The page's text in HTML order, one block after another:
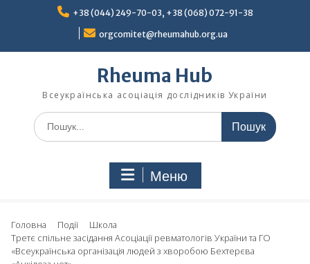
+38 (044) 249-70-03, +38 (068) 072-91-38
orgcomitet@rheumahub.org.ua
Rheuma Hub
Всеукраїнська асоціація дослідників України
Шукати:
Меню
Головна Події
Школа
Третє спільне засідання Асоціації ревматологів України та ГО
«Всеукраїнська організація людей з хворобою Бехтерєва